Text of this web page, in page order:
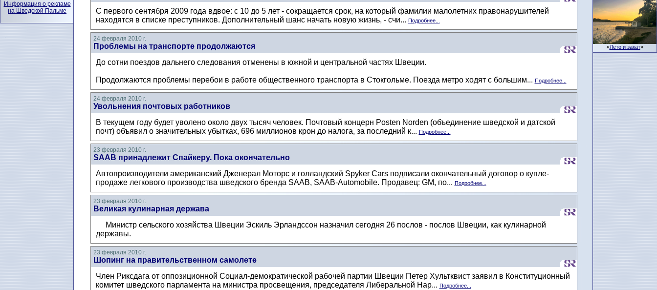
«Лето и закат»
С первого сентября 2009 года вдвое: с 10 до 5 лет - сокращается срок, на который фамилии малолетних правонарушителей
находятся в списке преступников. Дополнительный шанс начать новую жизнь, - счи... Подробнее...
24 февраля 2010 г.
Проблемы на транспорте продолжаются
До сотни поездов дальнего следования отменены в южной и центральной частях Швеции.
Продолжаются проблемы перебои в работе общественного транспорта в Стокгольме. Поезда метро ходят с большим... Подробнее...
24 февраля 2010 г.
Увольнения почтовых работников
В текущем году будет уволено около двух тысяч человек. Почтовый концерн Posten Norden (объединение шведской и датской
почт) объявил о значительных убытках, 696 миллионов крон до налога, за последний к... Подробнее...
23 февраля 2010 г.
SAAB принадлежит Спайкеру. Пока окончательно
Автопроизводители американский Дженерал Моторс и голландский Spyker Cars подписали окончательный договор о купле-
продаже легкового производства шведского бренда SAAB, SAAB-Automobile. Продавец: GM, по... Подробнее...
23 февраля 2010 г.
Великая кулинарная держава
Министр сельского хозяйства Швеции Эскиль Эрландссон назначил сегодня 26 послов - послов Швеции, как кулинарной
державы.
23 февраля 2010 г.
Шопинг на правительственном самолете
Член Риксдага от оппозиционной Социал-демократической рабочей партии Швеции Петер Хультквист заявил в Конституционный
комитет шведского парламента на министра просвещения, председателя Либеральной Нар... Подробнее...
Информация о рекламе
на Шведской Пальме